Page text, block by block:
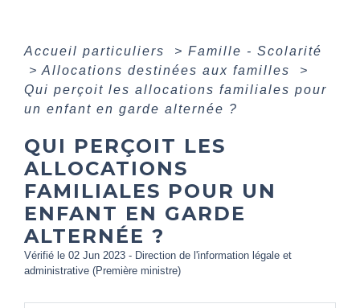
Accueil particuliers > Famille - Scolarité
> Allocations destinées aux familles
>
Qui perçoit les allocations familiales pour
un enfant en garde alternée ?
QUI PERÇOIT LES
ALLOCATIONS
FAMILIALES POUR UN
ENFANT EN GARDE
ALTERNÉE ?
Vérifié le 02 Jun 2023 - Direction de l'information légale et
administrative (Première ministre)